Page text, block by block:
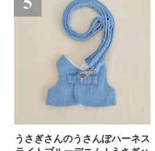
うさぎさんのうさんぽハーネス